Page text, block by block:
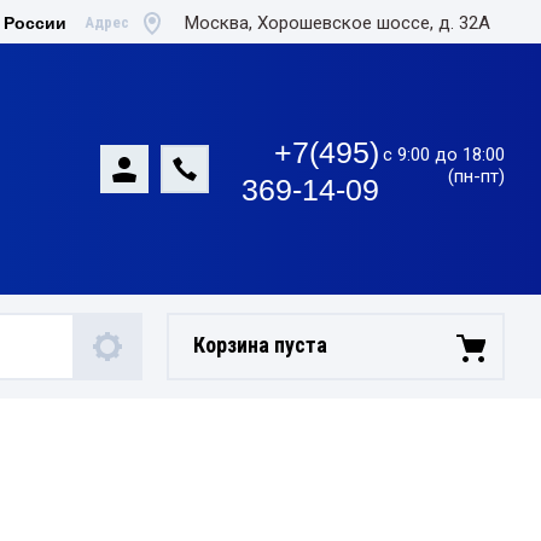
России Адрес Москва, Хорошевское шоссе, д. 32А
+7(495)
369-14-09
с 9:00 до 18:00
(пн-пт)
Корзина пуста